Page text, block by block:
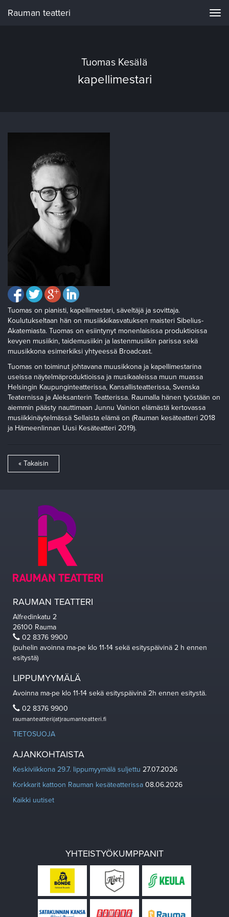
Rauman teatteri
Tuomas Kesälä
kapellimestari
Tuomas on pianisti, kapellimestari, säveltäjä ja sovittaja.
Koulutukseltaan hän on musiikkikasvatuksen maisteri Sibelius-
Akatemiasta. Tuomas on esiintynyt monenlaisissa produktioissa
kevyen musiikin, taidemusiikin ja lastenmusiikin parissa sekä
muusikkona esimerkiksi yhtyeessä Broadcast.
Tuomas on toiminut johtavana muusikkona ja kapellimestarina
useissa näytelmäproduktioissa ja musikaaleissa muun muassa
Helsingin Kaupunginteatterissa, Kansallisteatterissa, Svenska
Teaternissa ja Aleksanterin Teatterissa. Raumalla hänen työstään on
aiemmin päästy nauttimaan Junnu Vainion elämästä kertovassa
musiikkinäytelmässä Sellaista elämä on (Rauman kesäteatteri 2018
ja Hämeenlinnan Uusi Kesäteatteri 2019).
« Takaisin
RAUMAN TEATTERI
Alfredinkatu 2
26100 Rauma
02 8376 9900
(puhelin avoinna ma-pe klo 11-14 sekä esityspäivinä 2 h ennen
esitystä)
LIPPUMYYMÄLÄ
Avoinna ma-pe klo 11-14 sekä esityspäivinä 2h ennen esitystä.
02 8376 9900
raumanteatteri(at)raumanteatteri.fi
TIETOSUOJA
AJANKOHTAISTA
Keskiviikkona 29.7. lippumyymälä suljettu 27.07.2026
Korkkarit kattoon Rauman kesäteatterissa 08.06.2026
Kaikki uutiset
YHTEISTYÖKUMPPANIT